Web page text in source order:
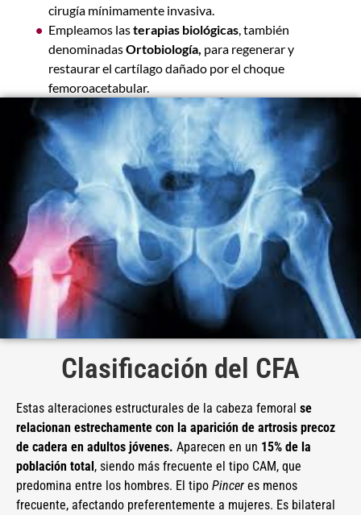
cirugía mínimamente invasiva.
Empleamos lasterapias biológicas, también
denominadasOrtobiología, para regenerar y
restaurar el cartílago dañado por el choque
femoroacetabular.
Clasificación del CFA
Estas alteraciones estructurales de la cabeza femoral se
relacionan estrechamente con la aparición de artrosis precoz
de cadera en adultos jóvenes. Aparecen en un 15% de la
población total, siendo más frecuente el tipo CAM, que
predomina entre los hombres. El tipo Pincer es menos
frecuente, afectando preferentemente a mujeres. Es bilateral